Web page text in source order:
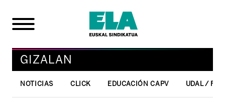
GIZALAN
NOTICIAS CLICK EDUCACIÓN CAPV UDAL /